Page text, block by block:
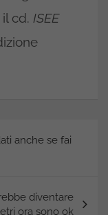
cd. ISEE
anche se fai
diventare
ora sono ok